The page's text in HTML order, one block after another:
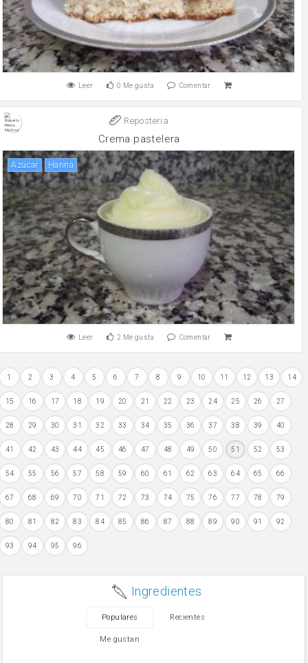
Leer 0 Me gusta Comentar
Reposteria
Crema pastelera
Azúcar harina
Leer 2 Me gusta Comentar
1 2 3 4 5 6 7 8 9 10 11 12 13 14
15 16 17 18 19 20 21 22 23 24 25 26 27
28 29 30 31 32 33 34 35 36 37 38 39 40
41 42 43 44 45 46 47 48 49 50 51 52 53
54 55 56 57 58 59 60 61 62 63 64 65 66
67 68 69 70 71 72 73 74 75 76 77 78 79
80 81 82 83 84 85 86 87 88 89 90 91 92
93 94 95 96
Ingredientes
Populares Recientes
Me gustan